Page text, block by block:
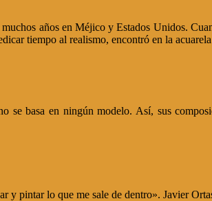
años en Méjico y Estados Unidos.
tiempo al realismo, encontró en la
basa en ningún modelo. Así, sus
y pintar lo que me sale de dentro». Javier